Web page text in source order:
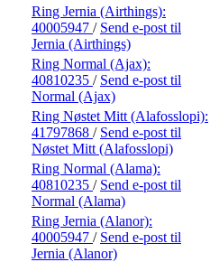
Ring Jernia (Airthings):
40005947 / Send e-post til
Jernia (Airthings)
Ring Normal (Ajax):
40810235 / Send e-post til
Normal (Ajax)
Ring Nøstet Mitt (Alafosslopi):
41797868 / Send e-post til
Nøstet Mitt (Alafosslopi)
Ring Normal (Alama):
40810235 / Send e-post til
Normal (Alama)
Ring Jernia (Alanor):
40005947 / Send e-post til
Jernia (Alanor)